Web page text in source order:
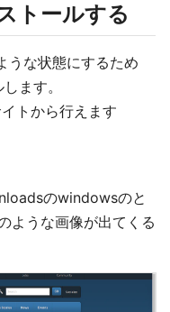
トールする
うな状態にするため
ます。
トから行えます
のwindowsのと
ような画像が出てくる